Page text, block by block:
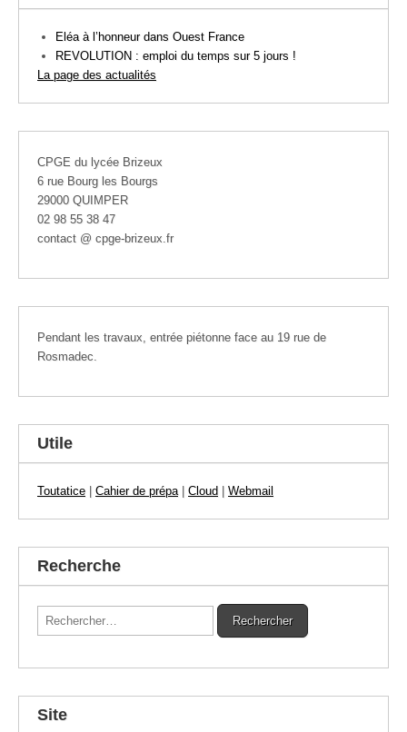
Eléa à l’honneur dans Ouest France
REVOLUTION : emploi du temps sur 5 jours !
La page des actualités
CPGE du lycée Brizeux
6 rue Bourg les Bourgs
29000 QUIMPER
02 98 55 38 47
contact @ cpge-brizeux.fr
Pendant les travaux, entrée piétonne face au 19 rue de
Rosmadec.
Utile
Toutatice Cahier de prépa| Cloud Webmail
Recherche
Rechercher :
Site